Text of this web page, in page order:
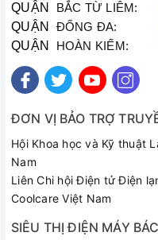
QUẬN BẮC TỪ
QUẬN ĐỐNG ĐA:
QUẬN HOÀN KIẾM:
ĐƠN VỊ BẢO TRỢ
Hội Khoa học và Kỹ thuật
Nam
Liên Chi hội Điện tử Điện
Coolcare Việt Nam
SIÊU THỊ ĐIỆN MÁY